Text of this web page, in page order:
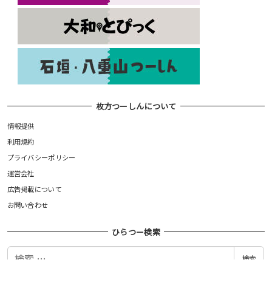
枚方つーしんについて
情報提供
利用規約
プライバシーポリシー
運営会社
広告掲載について
お問い合わせ
ひらつー検索
検
検索